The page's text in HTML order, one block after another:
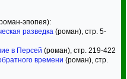
эпопея):
разведка (роман), стр. 5-
в Персей (роман), стр. 219-422
времени (роман), стр.